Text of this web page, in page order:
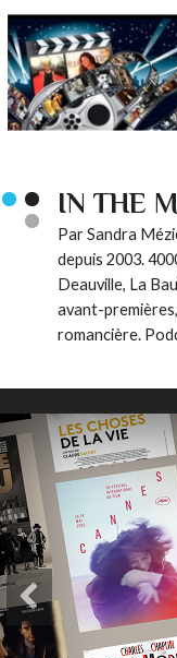
IN THE
Par Sandra
depuis 2003.
Deauville, La
avant-
romancière.